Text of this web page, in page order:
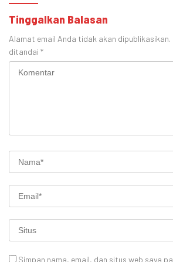
Tinggalkan Balasan
Alamat email Anda tidak akan dipublikasikan.
ditandai *
Simpan nama, email, dan situs web saya